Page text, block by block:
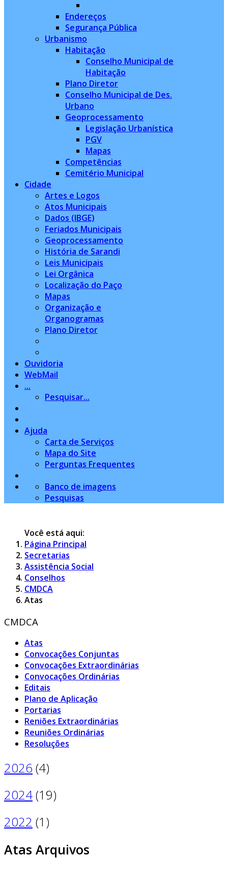
Endereços
Segurança Pública
Urbanismo
Habitação
Conselho Municipal de
Habitação
Plano Diretor
Conselho Municipal de Des.
Urbano
Geoprocessamento
Legislação Urbanística
PGV
Mapas
Competências
Cemitério Municipal
Cidade
Artes e Logos
Atos Municipais
Dados (IBGE)
Feriados Municipais
Geoprocessamento
História de Sarandi
Leis Municipais
Lei Orgânica
Localização do Paço
Mapas
Organização e
Organogramas
Plano Diretor
Ouvidoria
WebMail
...
Pesquisar...
Ajuda
Carta de Serviços
Mapa do Site
Perguntas Frequentes
Banco de imagens
Pesquisas
Você está aqui:
Página Principal
Secretarias
Assistência Social
Conselhos
CMDCA
Atas
CMDCA
Atas
Convocações Conjuntas
Convocações Extraordinárias
Convocações Ordinárias
Editais
Plano de Aplicação
Portarias
Reniões Extraordinárias
Reuniões Ordinárias
Resoluções
2026 (4)
2024(19)
2022 (1)
Atas Arquivos